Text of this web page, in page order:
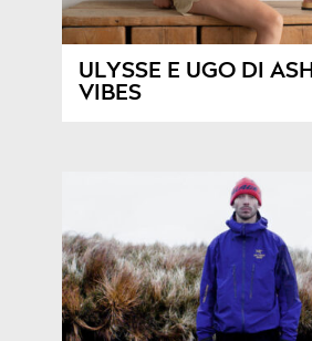
ULYSSE E UGO DI
VIBES